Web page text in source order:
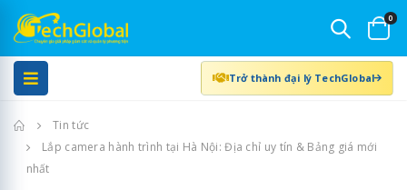
0
Trở thành đại lý TechGlobal
Trang chủ
Tin tức
Lắp camera hành trình tại Hà Nội: Địa chỉ uy tín & Bảng giá mới
nhất